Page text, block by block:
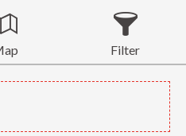
Filter